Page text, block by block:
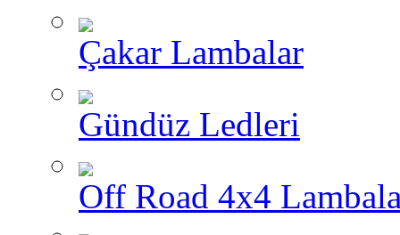
Çakar Lambalar
Gündüz Ledleri
Off Road 4x4